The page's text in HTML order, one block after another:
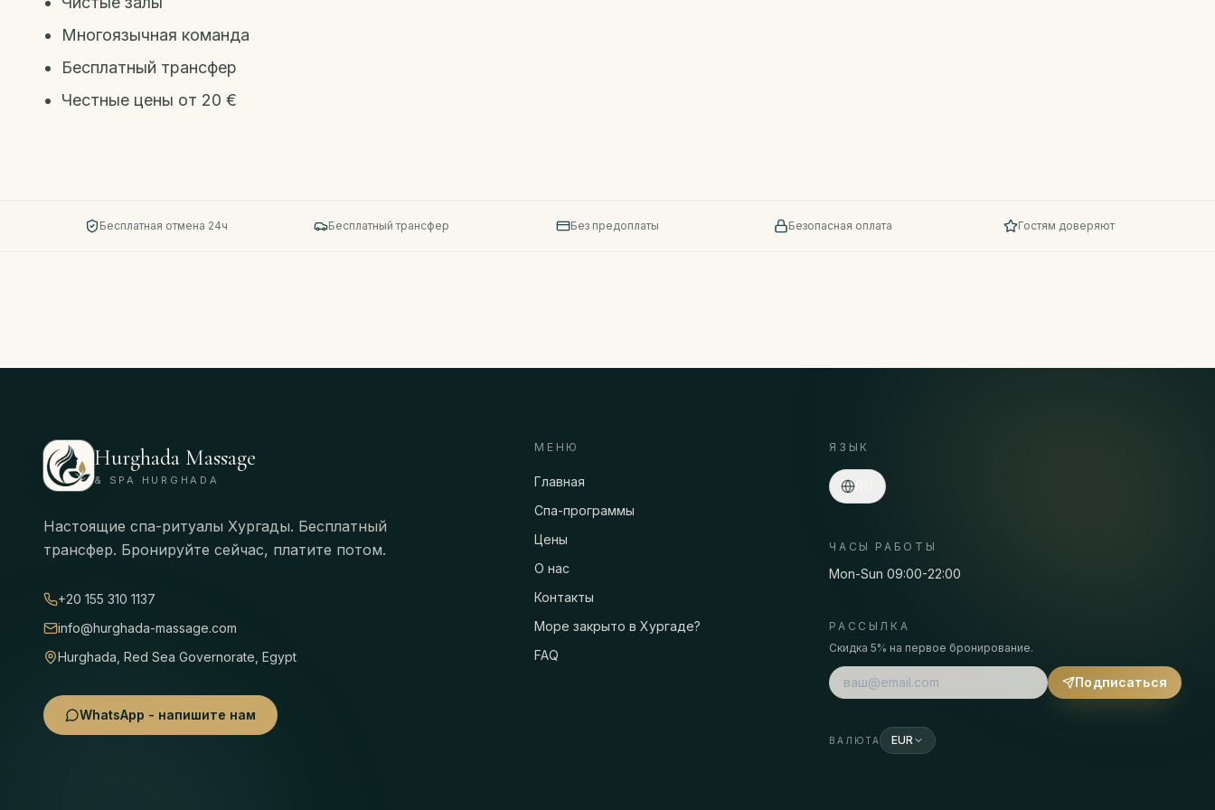
Многоязычная команда
Бесплатный трансфер
Честные цены от 20 €
Бесплатная отмена 24ч Бесплатный трансфер Без предоплаты Безопасная оплата Гостям доверяют
Hurghada Massage
& SPA HURGHADA
Настоящие спа-ритуалы Хургады. Бесплатный
трансфер. Бронируйте сейчас, платите потом.
+20 155 310 1137
info@hurghada-massage.com
Hurghada, Red Sea Governorate, Egypt
WhatsApp - напишите нам
МЕНЮ
Главная
Спа-программы
Цены
О нас
Контакты
Море закрыто в Хургаде?
FAQ
ЯЗЫК
ЧАСЫ РАБОТЫ
Mon-Sun 09:00-22:00
РАССЫЛКА
Скидка 5% на первое бронирование.
Подписаться
ВАЛЮТА EUR